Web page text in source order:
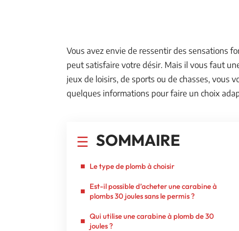
Vous avez envie de ressentir des sensations
peut satisfaire votre désir. Mais il vous faut
jeux de loisirs, de sports ou de chasses, vous
quelques informations pour faire un choix
SOMMAIRE
Le type de plomb à choisir
Est-il possible d’acheter une carabine à
plombs 30 joules sans le permis ?
Qui utilise une carabine à plomb de 30
joules ?